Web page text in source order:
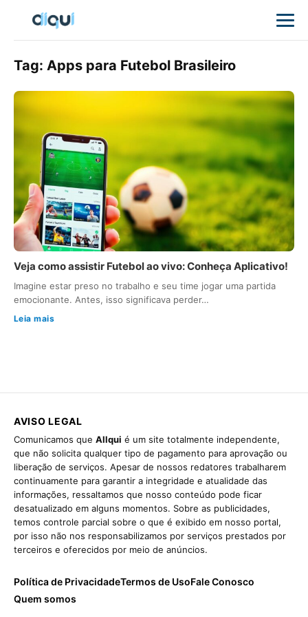
Tag: Apps para Futebol Brasileiro
Veja como assistir Futebol ao vivo: Conheça Aplicativo!
Imagine estar preso no trabalho e seu time jogar uma partida
emocionante. Antes, isso significava perder…
Leia mais
AVISO LEGAL
Comunicamos que Allqui é um site totalmente independente,
que não solicita qualquer tipo de pagamento para aprovação ou
liberação de serviços. Apesar de nossos redatores trabalharem
continuamente para garantir a integridade e atualidade das
informações, ressaltamos que nosso conteúdo pode ficar
desatualizado em alguns momentos. Sobre as publicidades,
temos controle parcial sobre o que é exibido em nosso portal,
por isso não nos responsabilizamos por serviços prestados por
terceiros e oferecidos por meio de anúncios.
Política de PrivacidadeTermos de UsoFale Conosco
Quem somos